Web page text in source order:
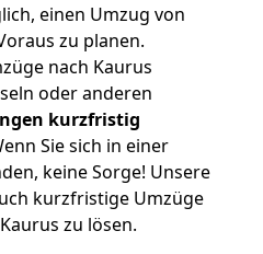
einen Umzug von
zu planen.
nach Kaurus
oder anderen
kurzfristig
Sie sich in einer
keine Sorge! Unsere
kurzfristige Umzüge
zu lösen.